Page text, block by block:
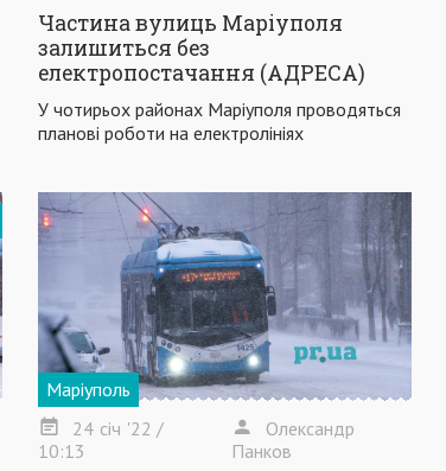
Частина вулиць Маріуполя
залишиться без
електропостачання (АДРЕСА)
У чотирьох районах Маріуполя проводяться
планові роботи на електролініях
Маріуполь
24 січ '22 /
10:13
Олександр
Панков